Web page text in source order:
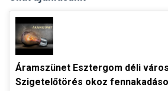
Áramszünet Esztergom déli
Szigetelőtörés okoz